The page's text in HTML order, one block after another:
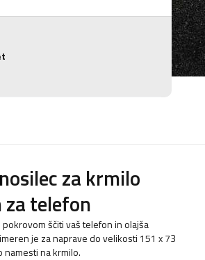
za krmilo
za telefon
ščiti vaš telefon in olajša
je za naprave do velikosti 151 x 73
namesti na krmilo.